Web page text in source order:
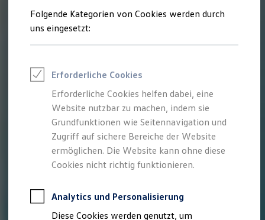
Jobs in Produktion und Logistik
Talentpool für Fach- und Führungsexpertinnen
Arbeiten bei VW
Was uns ausmacht
Wir bei Volkswagen
Onboarding und Einarbeitung
Unternehmensbereiche
Standorte
Verhaltensgrundsätze
Karriere Magazin
Talentpool
Deine Bewerbung
Onlinebewerbung: So geht's
Bewerbungstipps
Eine Absage - was nun?
Folgende Kategorien von Cookies werden durch
uns eingesetzt:
Erforderliche Cookies
Erforderliche Cookies helfen dabei, eine
Website nutzbar zu machen, indem sie
Grundfunktionen wie Seitennavigation und
Zugriff auf sichere Bereiche der Website
ermöglichen. Die Website kann ohne diese
Cookies nicht richtig funktionieren.
Analytics und Personalisierung
Diese Cookies werden genutzt, um